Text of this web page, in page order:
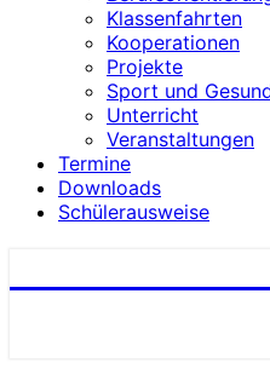
Klassenfahrten
Kooperationen
Projekte
Sport und
Unterricht
Veranstaltungen
Termine
Downloads
Schülerausweise